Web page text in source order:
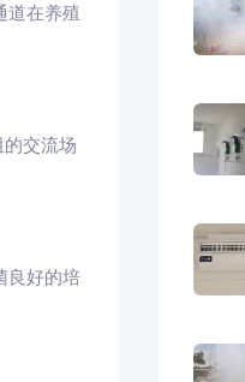
道在养殖
交流场
良好的培